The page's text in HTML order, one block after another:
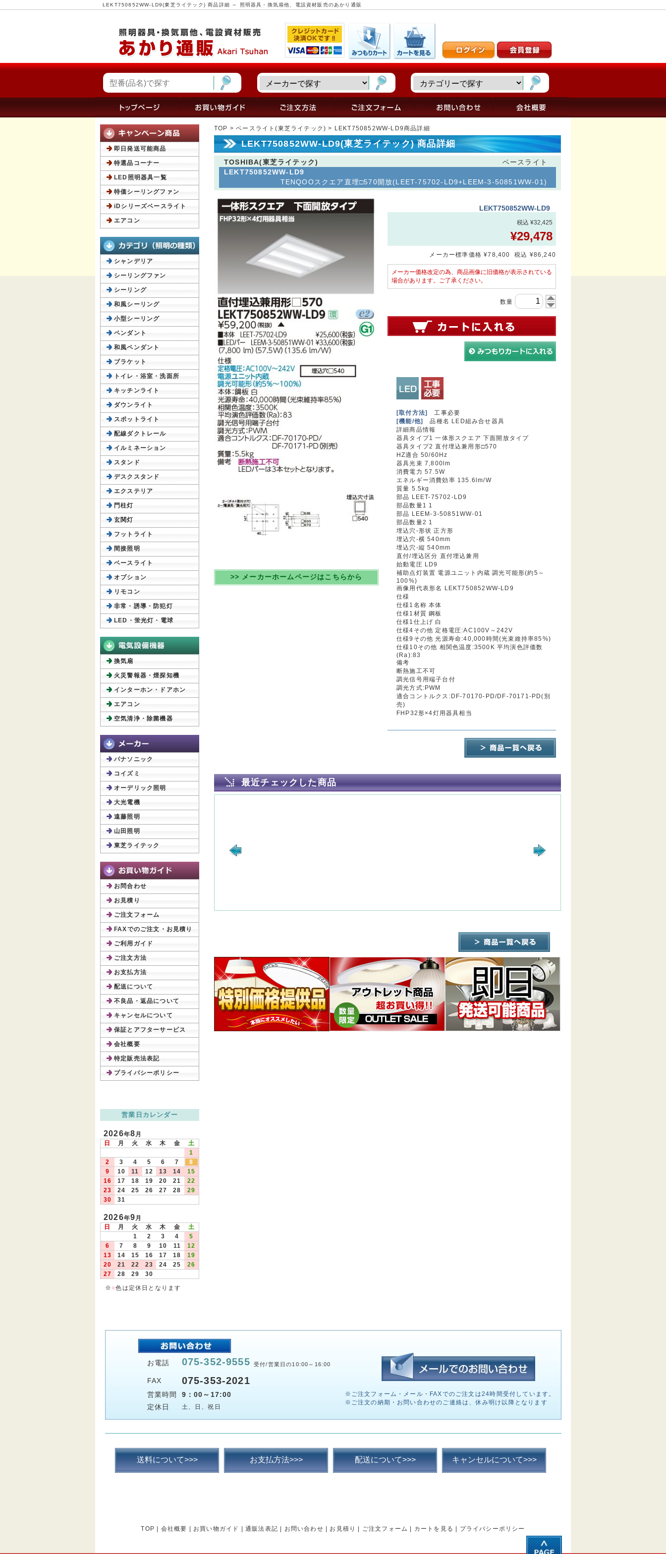
LEKT750852WW-LD9(東芝ライテック) 商品詳細 ～ 照明器具・換気扇他、電設資材販売のあかり通販
TOP >ベースライト(東芝ライテック) > LEKT750852WW-LD9商品詳細
LEKT750852WW-LD9(東芝ライテック) 商品詳細
TOSHIBA(東芝ライテック)
ベースライト
LEKT750852WW-LD9
TENQOOスクエア直埋□570開放(LEET-75702-LD9+LEEM-3-50851WW-01)
>> メーカーホームページはこちらから
LEKT750852WW-LD9
税込 ¥32,425
¥29,478
メーカー標準価格 ¥78,400 税込 ¥86,240
メーカー価格改定の為、商品画像に旧価格が表示されている
場合があります。ご了承ください。
数量
[取付方法]
工事必要
[機能/他]
品種名 LED組み合せ器具
詳細商品情報
器具タイプ1 一体形スクエア 下面開放タイプ
器具タイプ2 直付埋込兼用形□570
HZ適合 50/60Hz
器具光束 7,800lm
消費電力 57.5W
エネルギー消費効率 135.6lm/W
質量 5.5kg
部品 LEET-75702-LD9
部品数量1 1
部品 LEEM-3-50851WW-01
部品数量2 1
埋込穴-形状 正方形
埋込穴-横 540mm
埋込穴-縦 540mm
直付/埋込区分 直付埋込兼用
始動電圧 LD9
補助点灯装置 電源ユニット内蔵 調光可能形(約5～
100%)
画像用代表形名 LEKT750852WW-LD9
仕様
仕様1名称 本体
仕様1材質 鋼板
仕様1仕上げ 白
仕様4その他 定格電圧:AC100V～242V
仕様9その他 光源寿命:40,000時間(光束維持率85%)
仕様10その他 相関色温度:3500K 平均演色評価数
(Ra):83
備考
断熱施工不可
調光信号用端子台付
調光方式:PWM
適合コントルクス:DF-70170-PD/DF-70171-PD(別
売)
FHP32形×4灯用器具相当
最近チェックした商品
即日発送可能商品
特選品コーナー
LED照明器具一覧
特価シーリングファン
iDシリーズベースライト
エアコン
シャンデリア
シーリングファン
シーリング
和風シーリング
小型シーリング
ペンダント
和風ペンダント
ブラケット
トイレ・浴室・洗面所
キッチンライト
ダウンライト
スポットライト
配線ダクトレール
イルミネーション
スタンド
デスクスタンド
エクステリア
門柱灯
玄関灯
フットライト
間接照明
ベースライト
オプション
リモコン
非常・誘導・防犯灯
LED・蛍光灯・電球
換気扇
火災警報器・煙探知機
インターホン・ドアホン
エアコン
空気清浄・除菌機器
パナソニック
コイズミ
オーデリック照明
大光電機
遠藤照明
山田照明
東芝ライテック
お問合わせ
お見積り
ご注文フォーム
FAXでのご注文・お見積り
ご利用ガイド
ご注文方法
お支払方法
配送について
不良品・返品について
キャンセルについて
保証とアフターサービス
会社概要
特定販売法表記
プライバシーポリシー
営業日カレンダー
2026年8月
日
月 火 水 木 金
土
1
2
3 4 5 6 7
8
9
10 11 12 13 14
15
16
17 18 19 20 21
22
23
24 25 26 27 28
29
30
31
2026年9月
日
月 火 水 木 金
土
1
2 3 4
5
6
7 8 9 10 11
12
13
14 15 16 17 18
19
20
21 22 23 24 25
26
27
28 29
30
※ ■色は定休日となります
お電話 075-352-9555 受付/営業日の10:00～16:00
FAX 075-353-2021
営業時間
9：00～17:00
定休日
土、日、祝日
※ご注文フォーム・メール・FAXでのご注文は24時間受付しています。
※ご注文の納期・お問い合わせのご連絡は、休み明け以降となります
送料について>>> お支払方法>>> 配送について>>> キャンセルについて>>>
TOP 会社概要 お買い物ガイド 通販法表記 お問い合わせ お見積り ご注文フォーム カートを見る プライバシーポリシー